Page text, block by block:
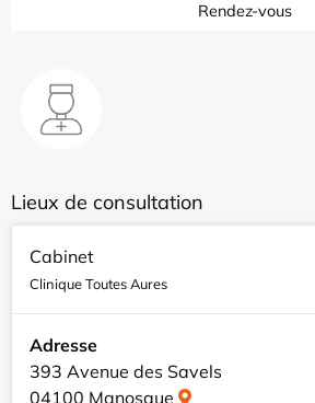
Rendez-vous
Lieux de consultation
Cabinet
Clinique Toutes Aures
Adresse
393 Avenue des Savels
04100 Manosque